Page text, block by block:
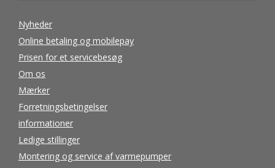
Nyheder
Online betaling og mobilepay
Prisen for et servicebesøg
Om os
Mærker
Forretningsbetingelser
informationer
Ledige stillinger
Montering og service af varmepumper